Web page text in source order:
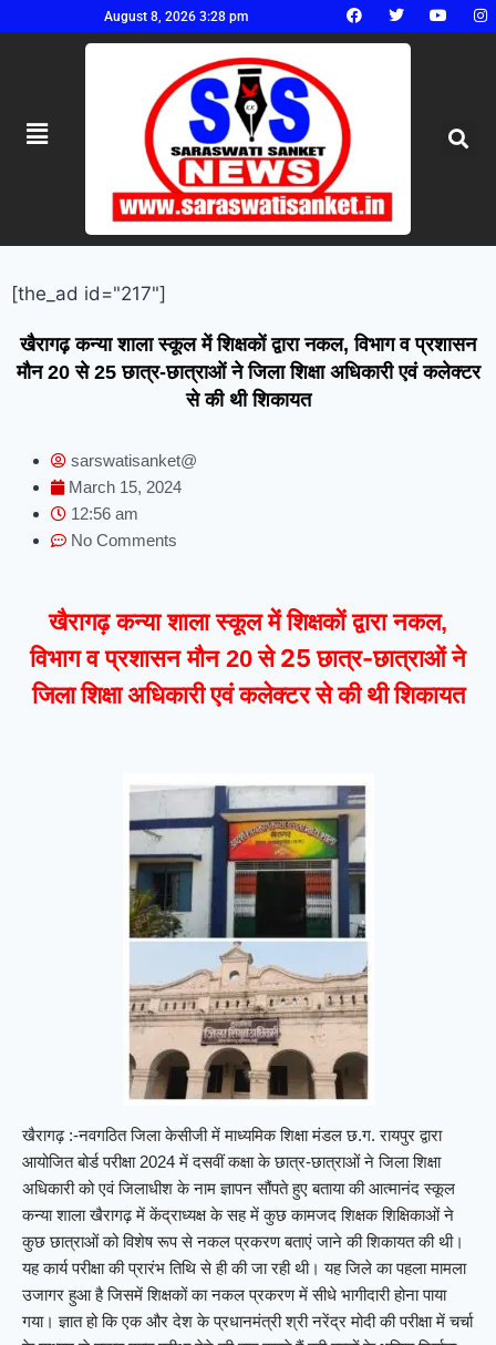
August 8, 2026 3:28 pm
[the_ad id="217"]
खैरागढ़ कन्या शाला स्कूल में शिक्षकों द्वारा नकल, विभाग व प्रशासन
मौन 20 से 25 छात्र-छात्राओं ने जिला शिक्षा अधिकारी एवं कलेक्टर
से की थी शिकायत
sarswatisanket@
March 15, 2024
12:56 am
No Comments
खैरागढ़ कन्या शाला स्कूल में शिक्षकों द्वारा नकल,
विभाग व प्रशासन मौन 20से 25 छात्र-छात्राओं ने
जिला शिक्षा अधिकारी एवं कलेक्टर से की थी शिकायत
खैरागढ़ :-नवगठित जिला केसीजी में माध्यमिक शिक्षा मंडल छ.ग. रायपुर द्वारा
आयोजित बोर्ड परीक्षा 2024 में दसवीं कक्षा के छात्र-छात्राओं ने जिला शिक्षा
अधिकारी को एवं जिलाधीश के नाम ज्ञापन सौंपते हुए बताया की आत्मानंद स्कूल
कन्या शाला खैरागढ़ में केंद्राध्यक्ष के सह में कुछ कामजद शिक्षक शिक्षिकाओं ने
कुछ छात्राओं को विशेष रूप से नकल प्रकरण बताएं जाने की शिकायत की थी।
यह कार्य परीक्षा की प्रारंभ तिथि से ही की जा रही थी। यह जिले का पहला मामला
उजागर हुआ है जिसमें शिक्षकों का नकल प्रकरण में सीधे भागीदारी होना पाया
गया। ज्ञात हो कि एक और देश के प्रधानमंत्री श्री नरेंद्र मोदी की परीक्षा में चर्चा